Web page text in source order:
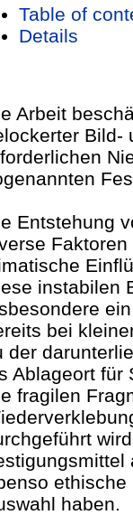
Table of
Details
Arbeit
Bild-
Entstehung
instabilen
bei
der
Ablageort für
fragilen
haben.